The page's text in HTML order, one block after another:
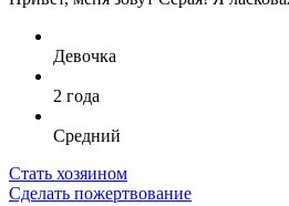
Девочка
2 года
Средний
Стать хозяином
Сделать пожертвование